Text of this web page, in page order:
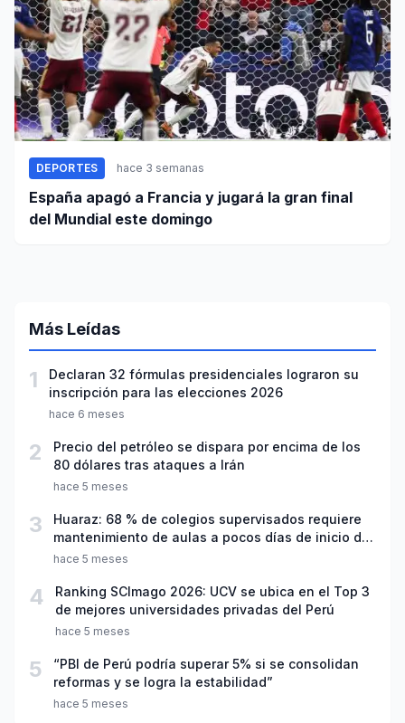
DEPORTES hace 3 semanas
España apagó a Francia y jugará la gran final
del Mundial este domingo
Más Leídas
1
Declaran 32 fórmulas presidenciales lograron su
inscripción para las elecciones 2026
hace 6 meses
2
Precio del petróleo se dispara por encima de los
80 dólares tras ataques a Irán
hace 5 meses
3
Huaraz: 68 % de colegios supervisados requiere
mantenimiento de aulas a pocos días de inicio del
año escolar 2026
hace 5 meses
4
Ranking SCImago 2026: UCV se ubica en el Top 3
de mejores universidades privadas del Perú
hace 5 meses
5
“PBI de Perú podría superar 5% si se consolidan
reformas y se logra la estabilidad”
hace 5 meses